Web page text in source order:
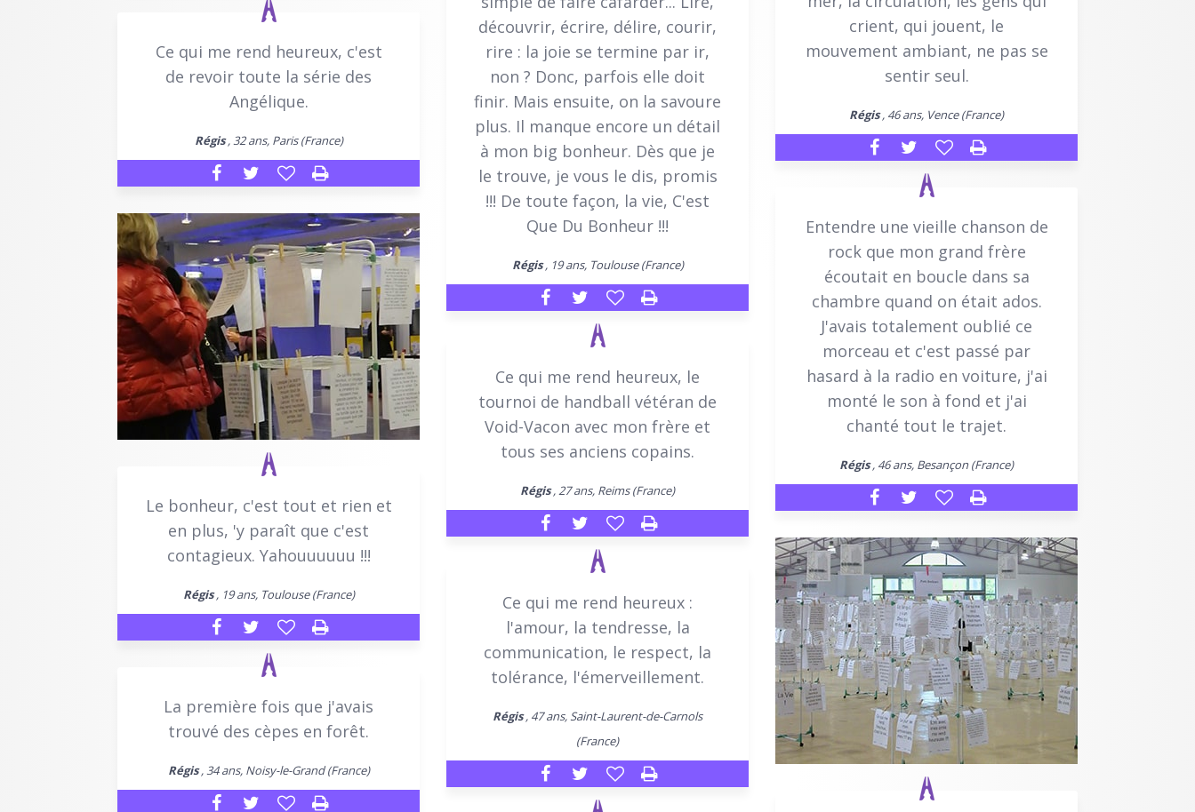
crient, qui jouent, le
mouvement ambiant, ne pas se
sentir seul.
Régis, 46 ans, Vence (France)
découvrir, écrire, délire, courir,
rire : la joie se termine par ir,
non ? Donc, parfois elle doit
finir. Mais ensuite, on la savoure
plus. Il manque encore un détail
à mon big bonheur. Dès que je
le trouve, je vous le dis, promis
!!! De toute façon, la vie, C'est
Que Du Bonheur !!!
Régis, 19 ans, Toulouse (France)
Ce qui me rend heureux, c'est
de revoir toute la série des
Angélique.
Régis, 32 ans, Paris (France)
Entendre une vieille chanson de
rock que mon grand frère
écoutait en boucle dans sa
chambre quand on était ados.
J'avais totalement oublié ce
morceau et c'est passé par
hasard à la radio en voiture, j'ai
monté le son à fond et j'ai
chanté tout le trajet.
Régis, 46 ans, Besançon (France)
Ce qui me rend heureux, le
tournoi de handball vétéran de
Void-Vacon avec mon frère et
tous ses anciens copains.
Régis, 27 ans, Reims (France)
Le bonheur, c'est tout et rien et
en plus, 'y paraît que c'est
contagieux. Yahouuuuuu !!!
Régis, 19 ans, Toulouse (France)
Ce qui me rend heureux :
l'amour, la tendresse, la
communication, le respect, la
tolérance, l'émerveillement.
Régis, 47 ans, Saint-Laurent-de-Carnols
(France)
La première fois que j'avais
trouvé des cèpes en forêt.
Régis, 34 ans, Noisy-le-Grand (France)